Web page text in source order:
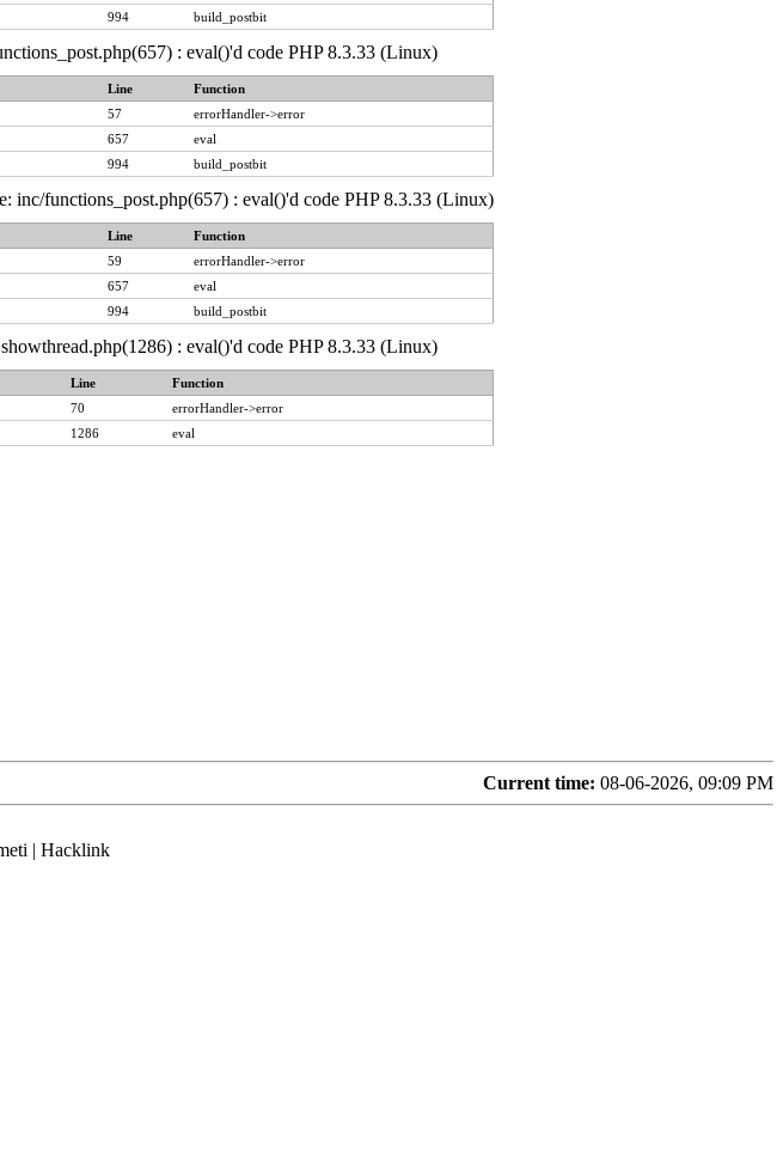
994 build_postbit
: eval()'d code PHP 8.3.33 (Linux)
Line
Function
57
errorHandler->error
657
eval
994 build_postbit
functions_post.php(657) : eval()'d code PHP 8.3.33 (Linux)
Line
Function
59
errorHandler->error
657
eval
994 build_postbit
: eval()'d code PHP 8.3.33 (Linux)
Line
Function
70
errorHandler->error
1286 eval
Current time: 08-06-2026, 09:09 PM
| Hacklink